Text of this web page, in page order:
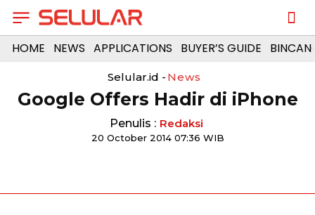
HOME NEWS APPLICATIONS BUYER’S GUIDE
Selular.id - News
Google Offers Hadir di iPhone
Penulis : Redaksi
20 October 2014 07:36 WIB